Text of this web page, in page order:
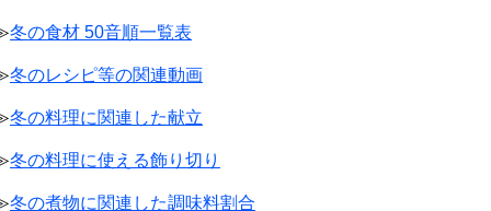
冬の食材 50音順一覧表
冬のレシピ等の関連動画
冬の料理に関連した献立
冬の料理に使える飾り切り
冬の煮物に関連した調味料割合